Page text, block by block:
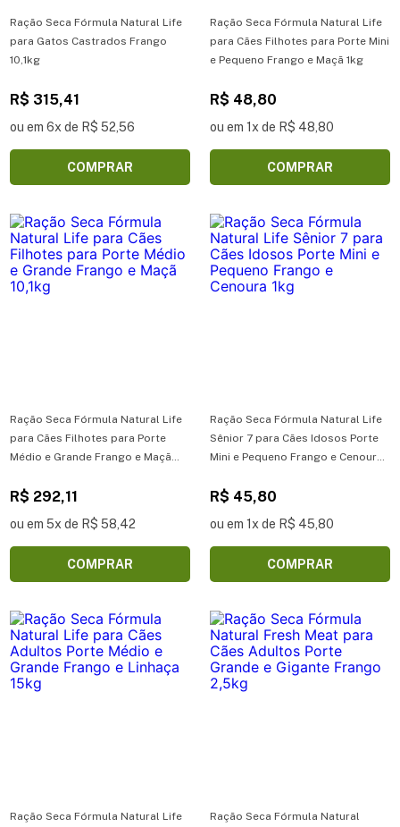
Ração Seca Fórmula Natural Life
para Gatos Castrados Frango
10,1kg
R$ 315,41
ou em 6x de R$ 52,56
COMPRAR
Ração Seca Fórmula Natural Life
para Cães Filhotes para Porte Mini
e Pequeno Frango e Maçã 1kg
R$ 48,80
ou em 1x de R$ 48,80
COMPRAR
Ração Seca Fórmula Natural Life
para Cães Filhotes para Porte
Médio e Grande Frango e Maçã
R$ 292,11
ou em 5x de R$ 58,42
COMPRAR
Ração Seca Fórmula Natural Life
Sênior 7 para Cães Idosos Porte
Mini e Pequeno Frango e Cenoura
R$ 45,80
ou em 1x de R$ 45,80
COMPRAR
Ração Seca Fórmula Natural Life
Ração Seca Fórmula Natural